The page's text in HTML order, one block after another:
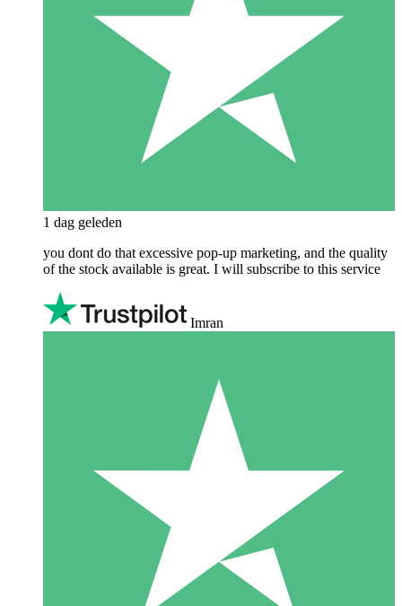
1 dag geleden
you dont do that excessive pop-up marketing, and the quality
of the stock available is great. I will subscribe to this service
Imran